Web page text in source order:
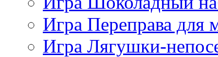
Игра Переправа для
Игра Лягушки-